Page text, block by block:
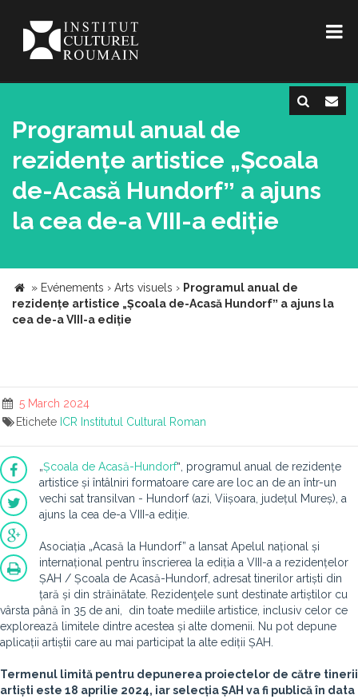
Programul anual de
rezidențe artistice „Școala
de-Acasă Hundorfˮ a ajuns
la cea de-a VIII-a ediție
» Evénements › Arts visuels › Programul anual de
rezidențe artistice „Școala de-Acasă Hundorfˮ a ajuns la
cea de-a VIII-a ediție
5 March 2024
Etichete ICR Institutul Cultural Roman
„Școala de Acasă-Hundorfˮ, programul anual de rezidențe
artistice și întâlniri formatoare care are loc an de an într-un
vechi sat transilvan - Hundorf (azi, Viișoara, județul Mureș), a
ajuns la cea de-a VIII-a ediție.
Asociația „Acasă la Hundorf” a lansat Apelul național și
internațional pentru înscrierea la ediția a VIII-a a rezidențelor
ȘAH / Școala de Acasă-Hundorf, adresat tinerilor artiști din
țară și din străinătate. Rezidenţele sunt destinate artiștilor cu
vârsta până în 35 de ani, din toate mediile artistice, inclusiv celor ce
explorează limitele dintre acestea și alte domenii. Nu pot depune
aplicații artiștii care au mai participat la alte ediții ȘAH.
Termenul limită pentru depunerea proiectelor de către tinerii
artiști este 18 aprilie 2024, iar selecția ȘAH va fi publică în data